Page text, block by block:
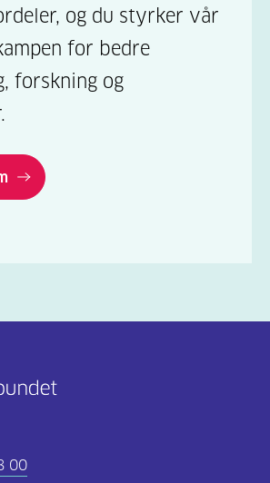
og du styrker vår
for bedre
forskning og
00